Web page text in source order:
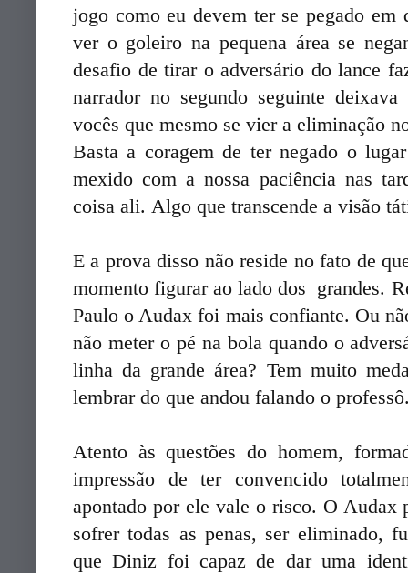
jogo como eu devem ter se pegado em
ver o goleiro na pequena área se
desafio de tirar o adversário do lance
narrador no segundo seguinte
vocês que mesmo se vier a eliminação
Basta a coragem de ter negado o
mexido com a nossa paciência nas
coisa ali. Algo que transcende a visão
E a prova disso não reside no fato de
momento figurar ao lado dos grandes.
Paulo o Audax foi mais confiante. Ou
não meter o pé na bola quando o
linha da grande área? Tem muito
lembrar do que andou falando o
Atento às questões do homem,
impressão de ter convencido
apontado por ele vale o risco. O Audax
sofrer todas as penas, ser eliminado,
que Diniz foi capaz de dar uma